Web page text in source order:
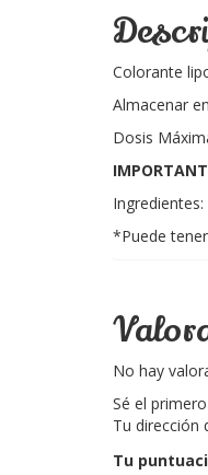
Colorante
Almacenar
Dosis
*Puede
No hay
Sé el
Tu dirección
Tu